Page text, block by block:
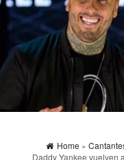
Home »
Daddy Yankee vuelven